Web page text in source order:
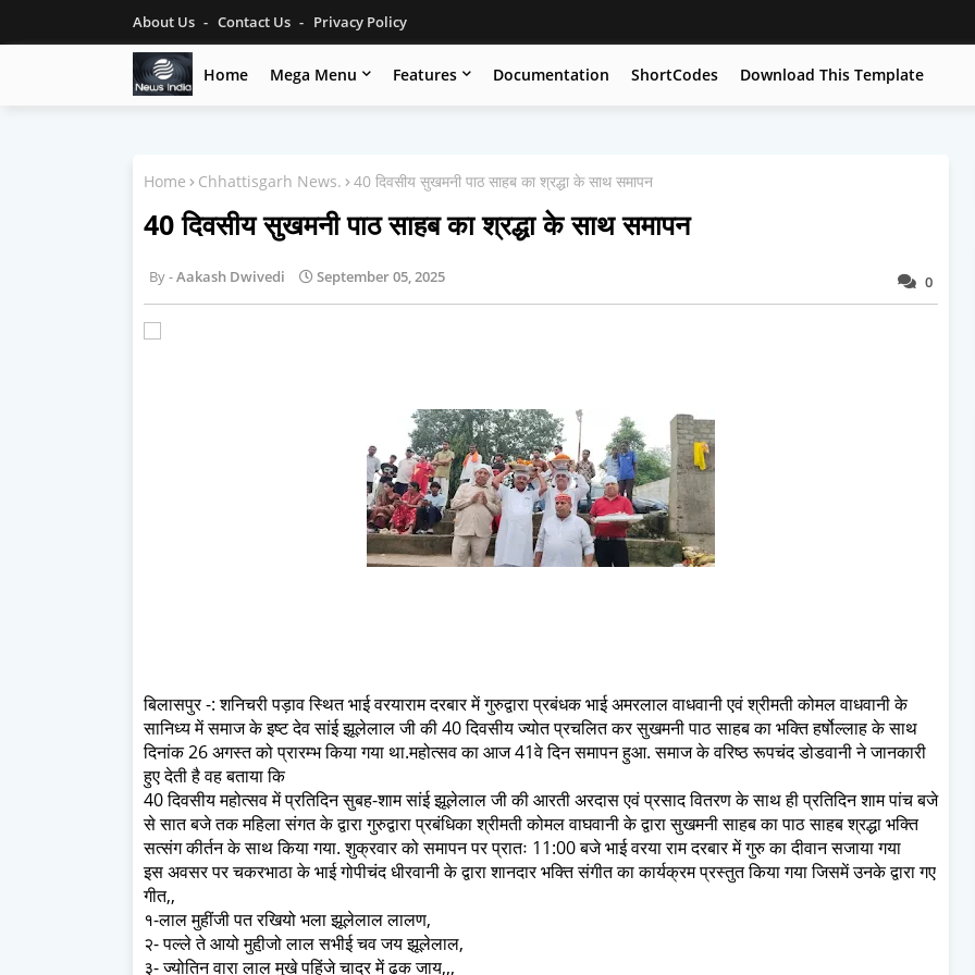
About Us Contact Us Privacy Policy
Home Mega Menu Features Documentation ShortCodes Download This Template
Home Chhattisgarh News. 40 दिवसीय सुखमनी पाठ साहब का श्रद्धा के साथ समापन
40 दिवसीय सुखमनी पाठ साहब का श्रद्धा के साथ समापन
0
Aakash Dwivedi September 05, 2025
बिलासपुर -: शनिचरी पड़ाव स्थित भाई वरयाराम दरबार में गुरुद्वारा प्रबंधक भाई अमरलाल वाधवानी एवं श्रीमती कोमल वाधवानी के
सानिध्य में समाज के इष्ट देव सांई झूलेलाल जी की 40 दिवसीय ज्योत प्रचलित कर सुखमनी पाठ साहब का भक्ति हर्षोल्लाह के साथ
दिनांक 26 अगस्त को प्रारम्भ किया गया था.महोत्सव का आज 41वे दिन समापन हुआ. समाज के वरिष्ठ रूपचंद डोडवानी ने जानकारी
हुए देती है वह बताया कि
40 दिवसीय महोत्सव में प्रतिदिन सुबह-शाम सांई झूलेलाल जी की आरती अरदास एवं प्रसाद वितरण के साथ ही प्रतिदिन शाम पांच बजे
से सात बजे तक महिला संगत के द्वारा गुरुद्वारा प्रबंधिका श्रीमती कोमल वाघवानी के द्वारा सुखमनी साहब का पाठ साहब श्रद्धा भक्ति
सत्संग कीर्तन के साथ किया गया. शुक्रवार को समापन पर प्रातः 11:00 बजे भाई वरया राम दरबार में गुरु का दीवान सजाया गया
इस अवसर पर चकरभाठा के भाई गोपीचंद धीरवानी के द्वारा शानदार भक्ति संगीत का कार्यक्रम प्रस्तुत किया गया जिसमें उनके द्वारा गए
गीत,,
१-लाल मुहींजी पत रखियो भला झूलेलाल लालण,
२- पल्ले ते आयो मुही़जो लाल सभीई चव जय झूलेलाल,
३- ज्योतिन वारा लाल मुखे पहिंजे चादर में ढक जाय,,,